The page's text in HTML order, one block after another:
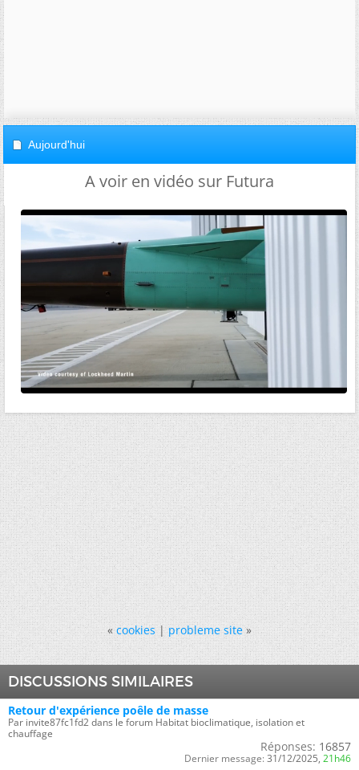
Aujourd'hui
A voir en vidéo sur Futura
« cookies|probleme site »
DISCUSSIONS SIMILAIRES
Retour d'expérience poêle de masse
Par invite87fc1fd2 dans le forum Habitat bioclimatique, isolation et
chauffage
Réponses: 16857
Dernier message: 31/12/2025, 21h46